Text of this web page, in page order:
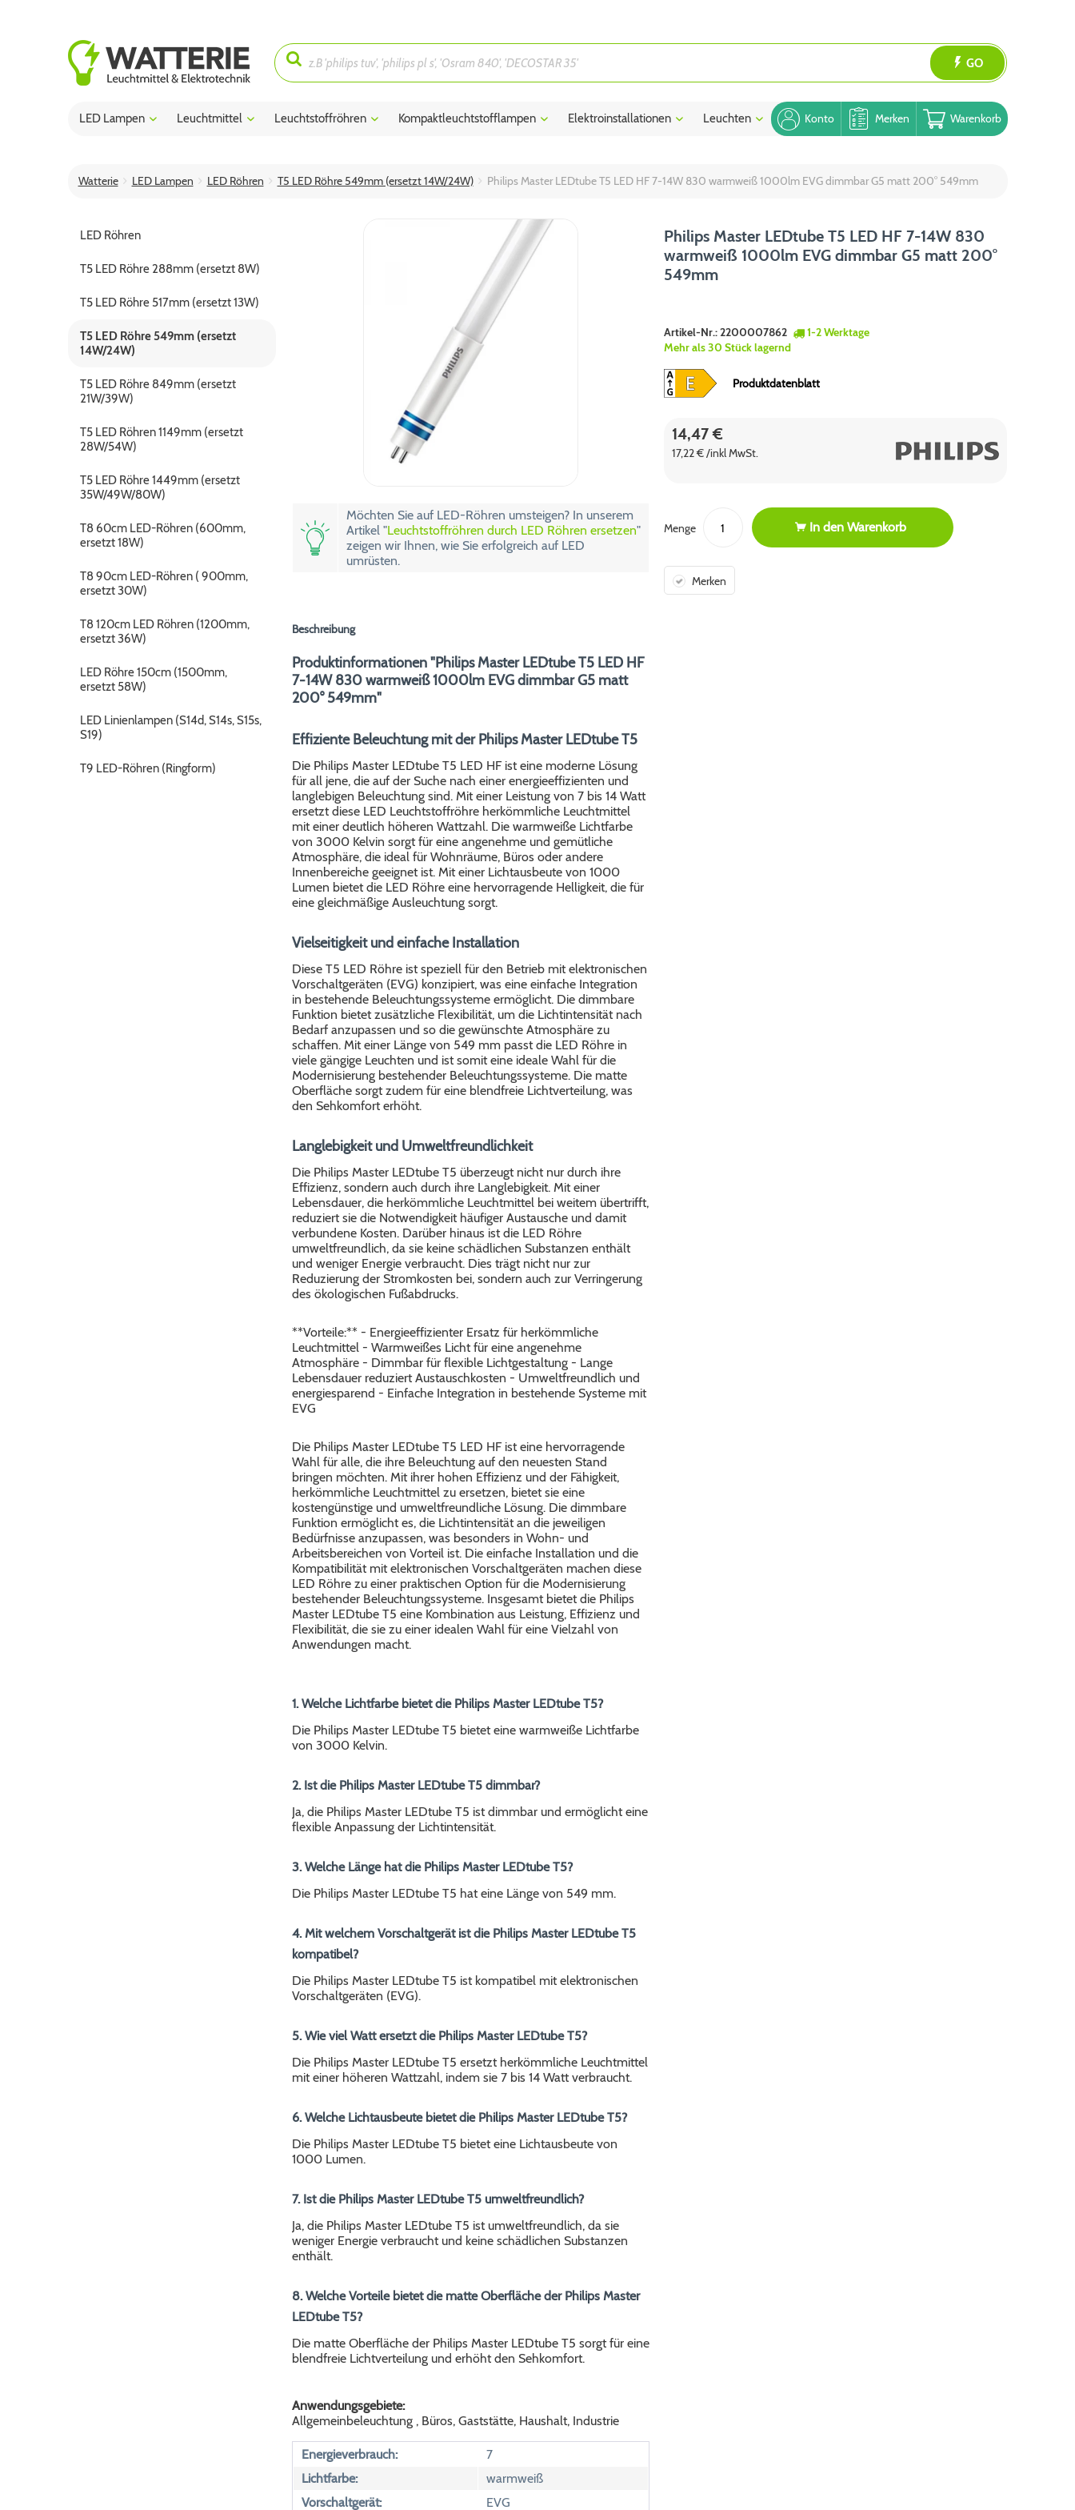
GO
Konto Merken Warenkorb
LED Lampen Leuchtmittel Leuchtstoffröhren Kompaktleuchtstofflampen Elektroinstallationen Leuchten Blog
Watterie LED Lampen LED Röhren T5 LED Röhre 549mm (ersetzt 14W/24W) Philips Master LEDtube T5 LED HF 7-14W 830 warmweiß 1000lm EVG dimmbar G5 matt 200° 549mm
LED Röhren
T5 LED Röhre 288mm (ersetzt 8W)
T5 LED Röhre 517mm (ersetzt 13W)
T5 LED Röhre 549mm (ersetzt
14W/24W)
T5 LED Röhre 849mm (ersetzt
21W/39W)
T5 LED Röhren 1149mm (ersetzt
28W/54W)
T5 LED Röhre 1449mm (ersetzt
35W/49W/80W)
T8 60cm LED-Röhren (600mm,
ersetzt 18W)
T8 90cm LED-Röhren ( 900mm,
ersetzt 30W)
T8 120cm LED Röhren (1200mm,
ersetzt 36W)
LED Röhre 150cm (1500mm,
ersetzt 58W)
LED Linienlampen (S14d, S14s, S15s,
S19)
T9 LED-Röhren (Ringform)
Möchten Sie auf LED-Röhren umsteigen? In unserem
Artikel "Leuchtstoffröhren durch LED Röhren ersetzen"
zeigen wir Ihnen, wie Sie erfolgreich auf LED
umrüsten.
Philips Master LEDtube T5 LED HF 7-14W 830
warmweiß 1000lm EVG dimmbar G5 matt 200°
549mm
Artikel-Nr.:2200007862
1-2 Werktage
Mehr als 30 Stück lagernd
Produktdatenblatt
14,47 €
17,22 € /inkl MwSt.
Menge In den Warenkorb
Merken
Beschreibung
Produktinformationen "Philips Master LEDtube T5 LED HF
7-14W 830 warmweiß 1000lm EVG dimmbar G5 matt
200° 549mm"
Effiziente Beleuchtung mit der Philips Master LEDtube T5
Die Philips Master LEDtube T5 LED HF ist eine moderne Lösung
für all jene, die auf der Suche nach einer energieeffizienten und
langlebigen Beleuchtung sind. Mit einer Leistung von 7 bis 14 Watt
ersetzt diese LED Leuchtstoffröhre herkömmliche Leuchtmittel
mit einer deutlich höheren Wattzahl. Die warmweiße Lichtfarbe
von 3000 Kelvin sorgt für eine angenehme und gemütliche
Atmosphäre, die ideal für Wohnräume, Büros oder andere
Innenbereiche geeignet ist. Mit einer Lichtausbeute von 1000
Lumen bietet die LED Röhre eine hervorragende Helligkeit, die für
eine gleichmäßige Ausleuchtung sorgt.
Vielseitigkeit und einfache Installation
Diese T5 LED Röhre ist speziell für den Betrieb mit elektronischen
Vorschaltgeräten (EVG) konzipiert, was eine einfache Integration
in bestehende Beleuchtungssysteme ermöglicht. Die dimmbare
Funktion bietet zusätzliche Flexibilität, um die Lichtintensität nach
Bedarf anzupassen und so die gewünschte Atmosphäre zu
schaffen. Mit einer Länge von 549 mm passt die LED Röhre in
viele gängige Leuchten und ist somit eine ideale Wahl für die
Modernisierung bestehender Beleuchtungssysteme. Die matte
Oberfläche sorgt zudem für eine blendfreie Lichtverteilung, was
den Sehkomfort erhöht.
Langlebigkeit und Umweltfreundlichkeit
Die Philips Master LEDtube T5 überzeugt nicht nur durch ihre
Effizienz, sondern auch durch ihre Langlebigkeit. Mit einer
Lebensdauer, die herkömmliche Leuchtmittel bei weitem übertrifft,
reduziert sie die Notwendigkeit häufiger Austausche und damit
verbundene Kosten. Darüber hinaus ist die LED Röhre
umweltfreundlich, da sie keine schädlichen Substanzen enthält
und weniger Energie verbraucht. Dies trägt nicht nur zur
Reduzierung der Stromkosten bei, sondern auch zur Verringerung
des ökologischen Fußabdrucks.
**Vorteile:** - Energieeffizienter Ersatz für herkömmliche
Leuchtmittel - Warmweißes Licht für eine angenehme
Atmosphäre - Dimmbar für flexible Lichtgestaltung - Lange
Lebensdauer reduziert Austauschkosten - Umweltfreundlich und
energiesparend - Einfache Integration in bestehende Systeme mit
EVG
Die Philips Master LEDtube T5 LED HF ist eine hervorragende
Wahl für alle, die ihre Beleuchtung auf den neuesten Stand
bringen möchten. Mit ihrer hohen Effizienz und der Fähigkeit,
herkömmliche Leuchtmittel zu ersetzen, bietet sie eine
kostengünstige und umweltfreundliche Lösung. Die dimmbare
Funktion ermöglicht es, die Lichtintensität an die jeweiligen
Bedürfnisse anzupassen, was besonders in Wohn- und
Arbeitsbereichen von Vorteil ist. Die einfache Installation und die
Kompatibilität mit elektronischen Vorschaltgeräten machen diese
LED Röhre zu einer praktischen Option für die Modernisierung
bestehender Beleuchtungssysteme. Insgesamt bietet die Philips
Master LEDtube T5 eine Kombination aus Leistung, Effizienz und
Flexibilität, die sie zu einer idealen Wahl für eine Vielzahl von
Anwendungen macht.
1. Welche Lichtfarbe bietet die Philips Master LEDtube T5?
Die Philips Master LEDtube T5 bietet eine warmweiße Lichtfarbe
von 3000 Kelvin.
2. Ist die Philips Master LEDtube T5 dimmbar?
Ja, die Philips Master LEDtube T5 ist dimmbar und ermöglicht eine
flexible Anpassung der Lichtintensität.
3. Welche Länge hat die Philips Master LEDtube T5?
Die Philips Master LEDtube T5 hat eine Länge von 549 mm.
4. Mit welchem Vorschaltgerät ist die Philips Master LEDtube T5
kompatibel?
Die Philips Master LEDtube T5 ist kompatibel mit elektronischen
Vorschaltgeräten (EVG).
5. Wie viel Watt ersetzt die Philips Master LEDtube T5?
Die Philips Master LEDtube T5 ersetzt herkömmliche Leuchtmittel
mit einer höheren Wattzahl, indem sie 7 bis 14 Watt verbraucht.
6. Welche Lichtausbeute bietet die Philips Master LEDtube T5?
Die Philips Master LEDtube T5 bietet eine Lichtausbeute von
1000 Lumen.
7. Ist die Philips Master LEDtube T5 umweltfreundlich?
Ja, die Philips Master LEDtube T5 ist umweltfreundlich, da sie
weniger Energie verbraucht und keine schädlichen Substanzen
enthält.
8. Welche Vorteile bietet die matte Oberfläche der Philips Master
LEDtube T5?
Die matte Oberfläche der Philips Master LEDtube T5 sorgt für eine
blendfreie Lichtverteilung und erhöht den Sehkomfort.
Anwendungsgebiete:
Allgemeinbeleuchtung , Büros, Gaststätte, Haushalt, Industrie
Energieverbrauch:
7
Lichtfarbe:
warmweiß
Vorschaltgerät:
EVG